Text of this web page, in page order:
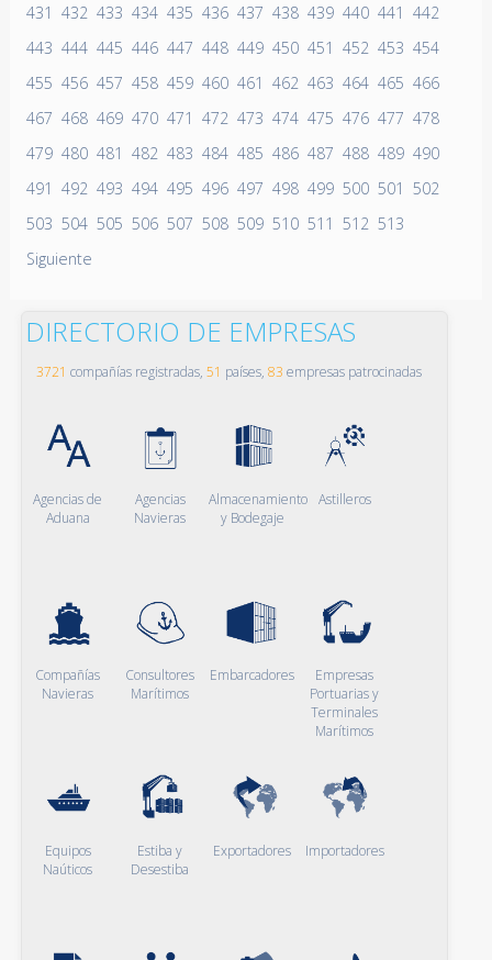
431 432 433 434 435 436 437 438 439 440 441 442
443 444 445 446 447 448 449 450 451 452 453 454
455 456 457 458 459 460 461 462 463 464 465 466
467 468 469 470 471 472 473 474 475 476 477 478
479 480 481 482 483 484 485 486 487 488 489 490
491 492 493 494 495 496 497 498 499 500 501 502
503 504 505 506 507 508 509 510 511 512 513
Siguiente
DIRECTORIO DE EMPRESAS
3721 compañías registradas, 51 países, 83 empresas patrocinadas
Agencias de
Aduana
Agencias
Navieras
Almacenamiento
y Bodegaje
Astilleros
Compañías
Navieras
Consultores
Marítimos
Embarcadores
Empresas
Portuarias y
Terminales
Marítimos
Equipos
Naúticos
Estiba y
Desestiba
Exportadores Importadores